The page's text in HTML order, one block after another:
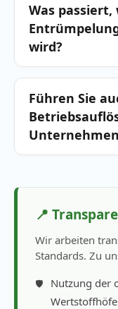
Was
wird?
Führen Sie
📍
Wir arbeiten
Standards. Zu
Nutzung der